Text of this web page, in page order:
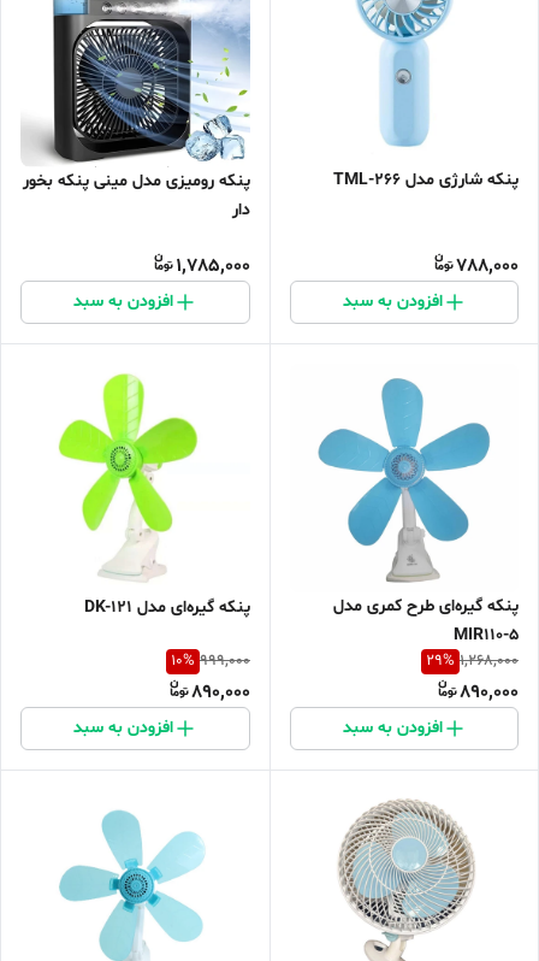
پنکه شارژی مدل TML-266
788,000
افزودن به سبد
پنکه رومیزی مدل مینی پنکه بخور
دار
1,785,000
افزودن به سبد
پنکه گیره‌ای طرح کمری مدل
MIR110-5
1,268,000
29%
890,000
افزودن به سبد
پنکه گیره‌ای مدل DK-121
999,000
10%
890,000
افزودن به سبد